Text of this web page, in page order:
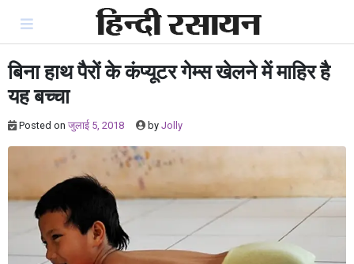
content
बिना हाथ पैरों के कंप्यूटर गेम्स खेलने में माहिर है
यह बच्‍चा
Posted on जुलाई 5, 2018 by Jolly